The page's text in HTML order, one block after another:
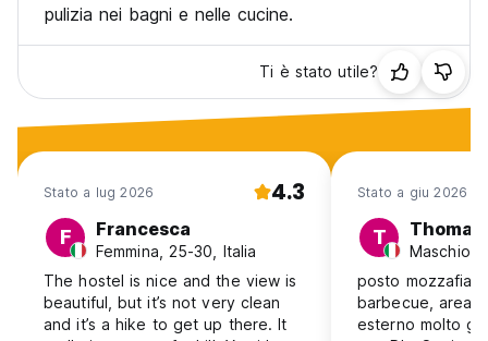
pulizia nei bagni e nelle cucine.
Ti è stato utile?
Stato a lug 2026 4.3
F Francesca
Femmina, 25-30, Italia
The hostel is nice and the view is
beautiful, but it’s not very clean
and it’s a hike to get up there. It
Stato a giu 2026
T Thomas
Maschio,
posto
barbecue, area
esterno molto